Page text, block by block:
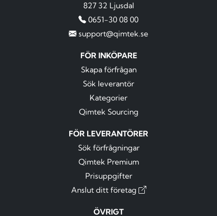
827 32 Ljusdal
0651-30 08 00
support@qimtek.se
FÖR INKÖPARE
Skapa förfrågan
Sök leverantör
Kategorier
Qimtek Sourcing
FÖR LEVERANTÖRER
Sök förfrågningar
Qimtek Premium
Prisuppgifter
Anslut ditt företag
ÖVRIGT